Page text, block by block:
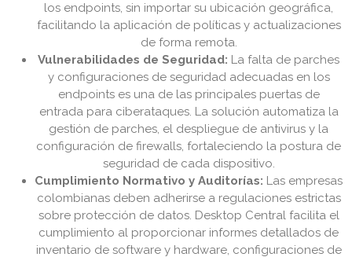
los endpoints, sin importar su ubicación geográfica,
facilitando la aplicación de políticas y actualizaciones
de forma remota.
Vulnerabilidades de Seguridad: La falta de parches
y configuraciones de seguridad adecuadas en los
endpoints es una de las principales puertas de
entrada para ciberataques. La solución automatiza la
gestión de parches, el despliegue de antivirus y la
configuración de firewalls, fortaleciendo la postura de
seguridad de cada dispositivo.
Cumplimiento Normativo y Auditorías: Las empresas
colombianas deben adherirse a regulaciones estrictas
sobre protección de datos. Desktop Central facilita el
cumplimiento al proporcionar informes detallados de
inventario de software y hardware, configuraciones de